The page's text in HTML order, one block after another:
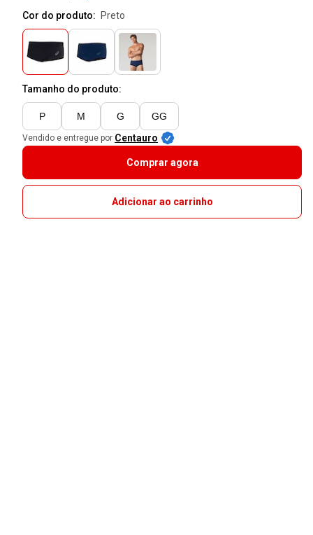
Cor do produto:
preto
Tamanho do produto:
P M G GG
Vendido e entregue por Centauro
Comprar agora
Adicionar ao carrinho